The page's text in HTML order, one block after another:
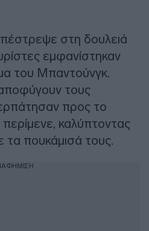
στη δουλειά
εμφανίστηκαν
του Μπαντούνγκ.
τους
προς το
καλύπτοντας
πουκάμισά τους.